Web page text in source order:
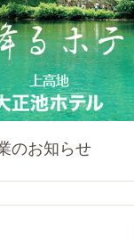
のお知らせ